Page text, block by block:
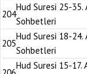
204
Hud Suresi 25-35.
Sohbetleri
205
Hud Suresi 18-24.
Sohbetleri
Hud Suresi 15-17.